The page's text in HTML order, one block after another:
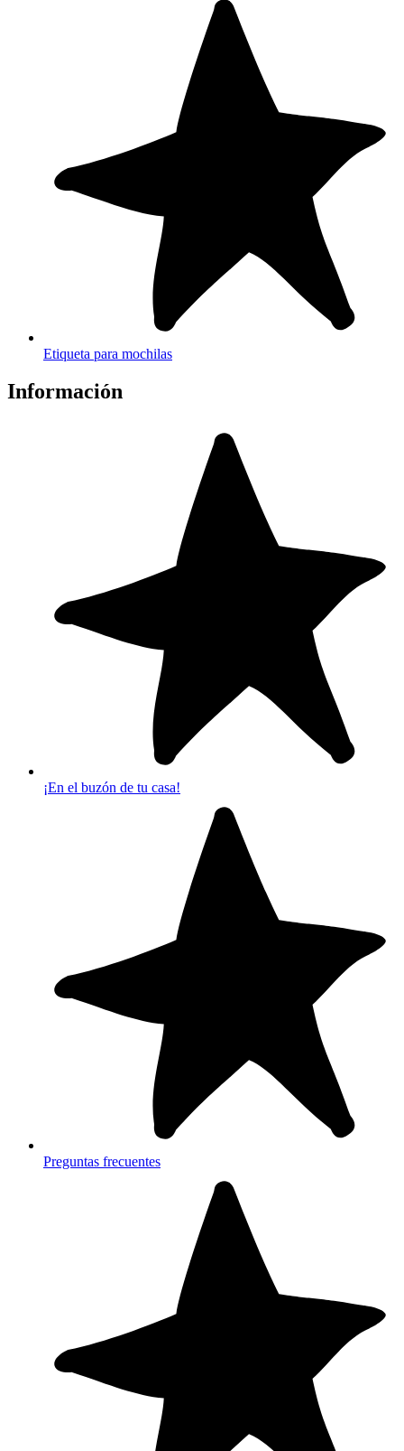
Etiqueta para mochilas
Información
¡En el buzón de tu casa!
Preguntas frecuentes